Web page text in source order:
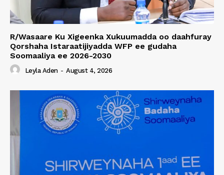
R/Wasaare Ku Xigeenka Xukuumadda oo daahfuray
Qorshaha Istaraatijiyadda WFP ee gudaha
Soomaaliya ee 2026-2030
Leyla Aden - August 4, 2026